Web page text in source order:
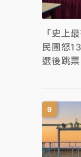
「史上
民團怒
選後跳票